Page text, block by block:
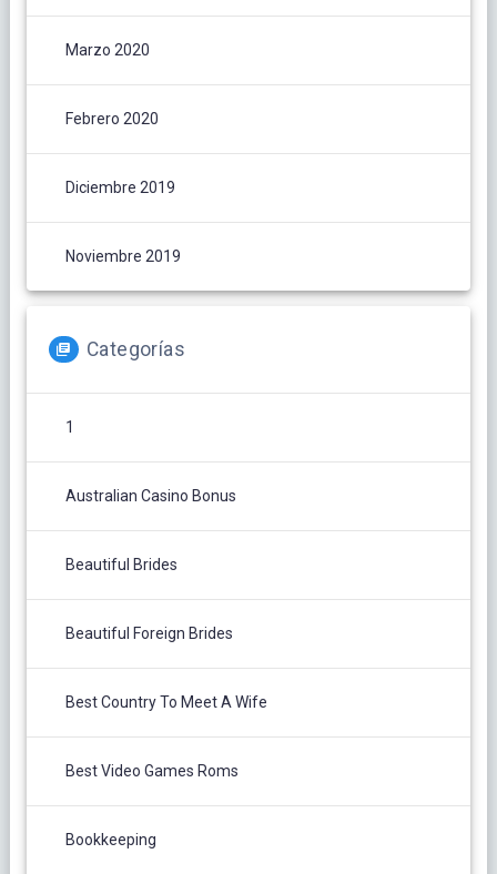
Marzo 2020
Febrero 2020
Diciembre 2019
Noviembre 2019
Categorías
1
Australian Casino Bonus
Beautiful Brides
Beautiful Foreign Brides
Best Country To Meet A Wife
Best Video Games Roms
Bookkeeping